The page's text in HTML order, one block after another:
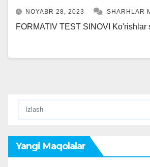
NOYABR 28, 2023 SHARHLAR
FORMATIV TEST SINOVI Ko'rishlar
Yangi Maqolalar